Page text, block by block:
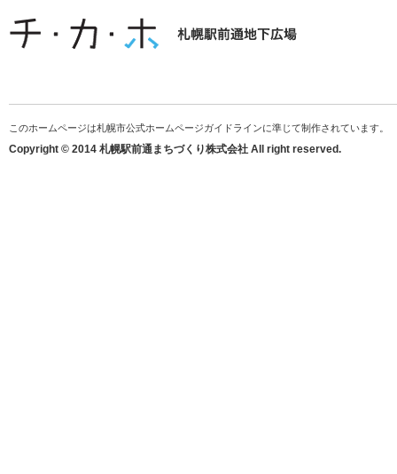
このホームページは札幌市公式ホームページガイドラインに準じて制作されています。
Copyright © 2014 札幌駅前通まちづくり株式会社 All right reserved.